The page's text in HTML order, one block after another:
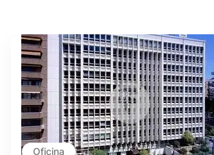
Oficina